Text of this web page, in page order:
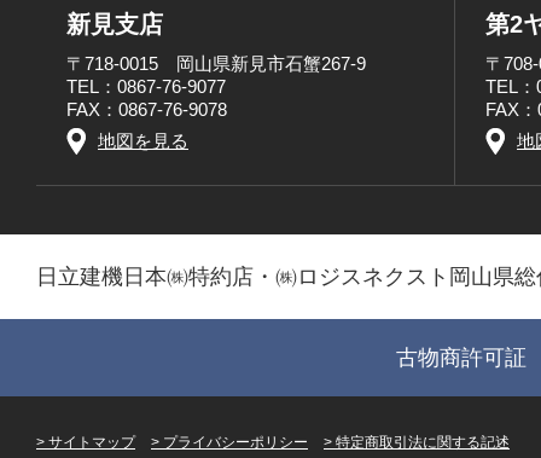
新見支店
〒718-0015 岡山県新見市石蟹267-9
TEL：0867-76-9077
FAX：0867-76-9078
地図を見る
第2
〒
TEL：
FAX
地
日立建機日本㈱特約店・㈱ロジスネクスト岡山県
古物商許可
サイトマップ プライバシーポリシー 特定商取引法に関する記述